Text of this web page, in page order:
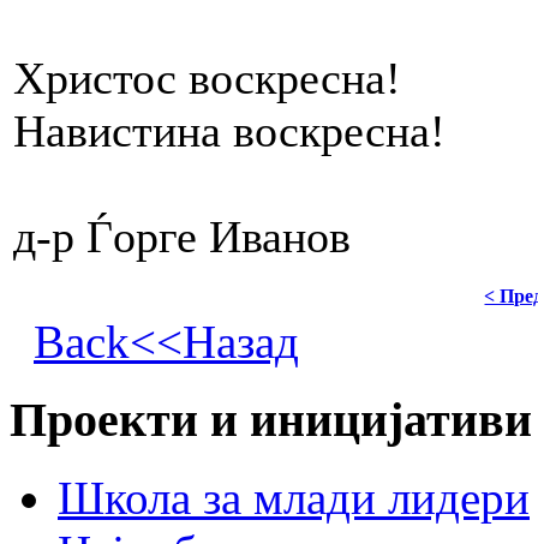
Христос воскресна!
Навистина воскресна!
д-р Ѓорге Иванов
<
Back<<Назад
Проекти и иницијативи
Школа за млади лидери